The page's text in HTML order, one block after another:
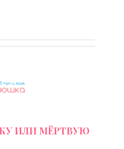
ИЛИ МЁРТВУЮ